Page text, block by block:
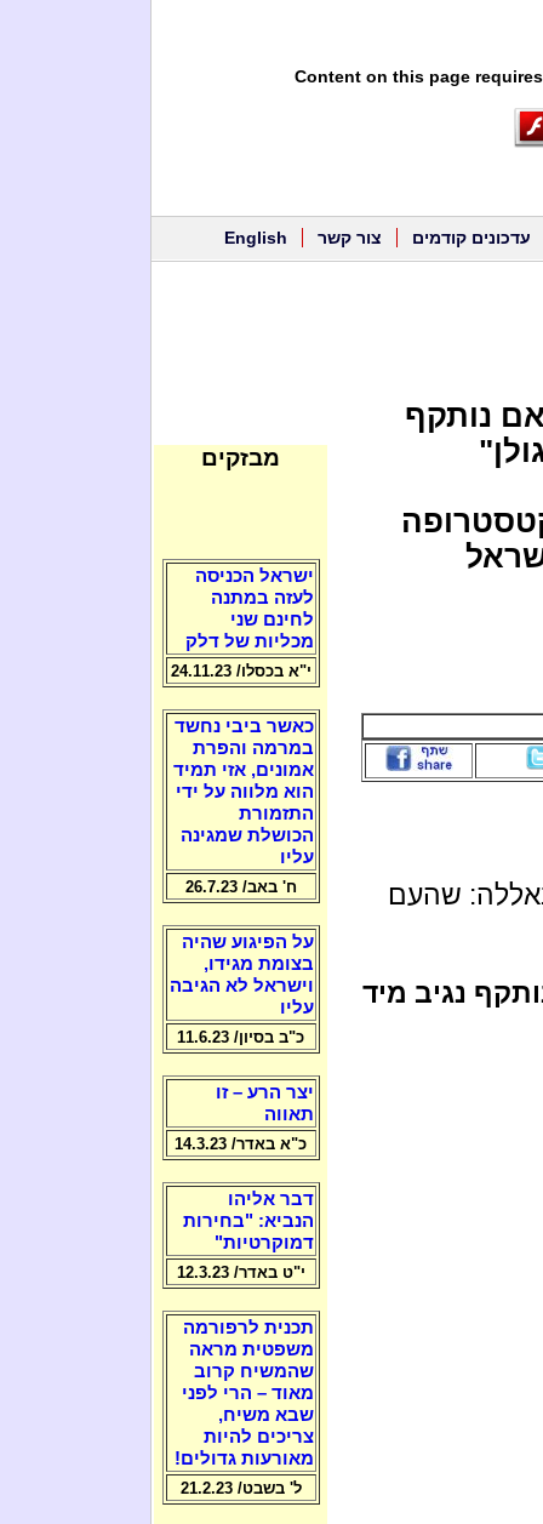
Content on this page
עדכונים קודמים צור קשר English
נותקף
שהעם
נגיב מיד
מבזקים
ישראל הכניסה
לעזה במתנה
לחינם שני
מכליות של דלק
י"א בכסלו/ 24.11.23
כאשר ביבי נחשד
במרמה והפרת
אמונים, אזי תמיד
הוא מלווה על ידי
התזמורת
הכושלת שמגינה
עליו
ח' באב/ 26.7.23
על הפיגוע שהיה
בצומת מגידו,
וישראל לא הגיבה
עליו
כ"ב בסיון/ 11.6.23
יצר הרע – זו
תאווה
כ"א באדר/ 14.3.23
דבר אליהו
הנביא: "בחירות
דמוקרטיות"
י"ט באדר/ 12.3.23
תכנית לרפורמה
משפטית מראה
שהמשיח קרוב
מאוד – הרי לפני
שבא משיח,
צריכים להיות
מאורעות גדולים!
ל' בשבט/ 21.2.23